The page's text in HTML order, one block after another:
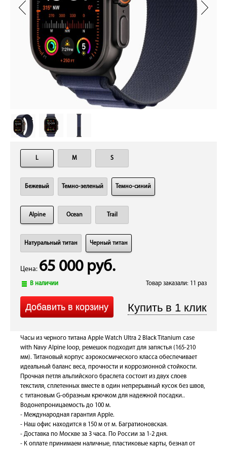
L M S
Бежевый Темно-зеленый Темно-синий
Alpine Ocean Trail
Натуральный титан Черный титан
Цена: 65 000 руб.
В наличии Товар заказали: 11 раз
Часы из черного титана Apple Watch Ultra 2 Black Titanium case
with Navy Alpine loop, ремешок подходит для запястья (165-210
мм). Титановый корпус аэрокосмического класса обеспечивает
идеальный баланс веса, прочности и коррозионной стойкости.
Прочная петля альпийского браслета состоит из двух слоев
текстиля, сплетенных вместе в один непрерывный кусок без швов,
с титановым G-образным крючком для надежной посадки..
Водонепроницаемость до 100 м.
- Международная гарантия Apple.
- Наш офис находится в 150 м от м. Багратионовская.
- Доставка по Москве за 3 часа. По России за 1-2 дня.
- К оплате принимаем наличные, пластиковые карты, безнал от